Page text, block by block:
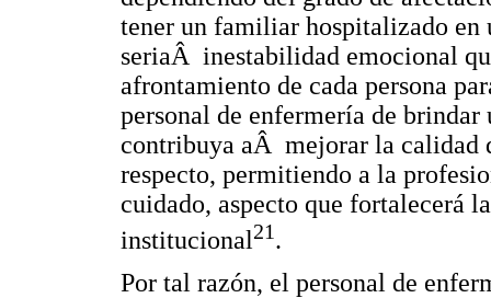
tener un familiar hospitalizado en
seriaÂ inestabilidad emocional
afrontamiento de cada persona
personal de enfermería de
contribuya aÂ mejorar la calidad
respecto, permitiendo a la
cuidado, aspecto que fortalecerá
institucional21.
Por tal razón, el personal de